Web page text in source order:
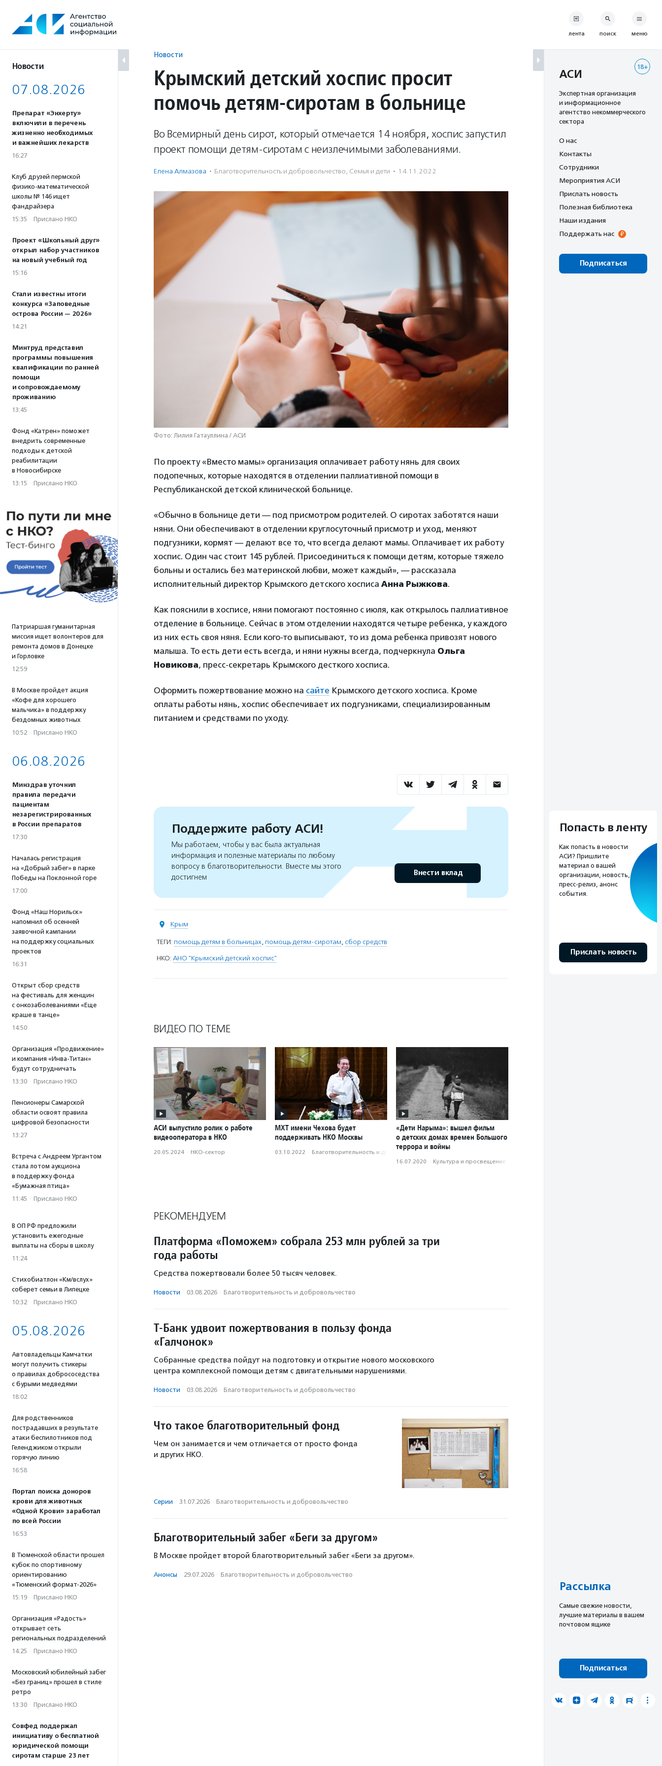
содержанию
Новости
07.08.2026
Препарат «Энхерту»
включили в перечень
жизненно необходимых
и важнейших лекарств
16:27
Клуб друзей пермской
физико-математической
школы № 146 ищет
фандрайзера
15:35 · Прислано НКО
Проект «Школьный друг»
открыл набор участников
на новый учебный год
15:16
Стали известны итоги
конкурса «Заповедные
острова России — 2026»
14:21
Минтруд представил
программы повышения
квалификации по ранней
помощи
и сопровождаемому
проживанию
13:45
Фонд «Катрен» поможет
внедрить современные
подходы к детской
реабилитации
в Новосибирске
13:15 · Прислано НКО
Патриаршая гуманитарная
миссия ищет волонтеров для
ремонта домов в Донецке
и Горловке
12:59
В Москве пройдет акция
«Кофе для хорошего
мальчика» в поддержку
бездомных животных
10:52 · Прислано НКО
06.08.2026
Минздрав уточнил
правила передачи
пациентам
незарегистрированных
в России препаратов
17:30
Началась регистрация
на «Добрый забег» в парке
Победы на Поклонной горе
17:00
Фонд «Наш Норильск»
напомнил об осенней
заявочной кампании
на поддержку социальных
проектов
16:31
Открыт сбор средств
на фестиваль для женщин
с онкозаболеваниями «Еще
краше в танце»
14:50
Организация «Продвижение»
и компания «Инва-Титан»
будут сотрудничать
13:30 · Прислано НКО
Пенсионеры Самарской
области освоят правила
цифровой безопасности
13:27
Встреча с Андреем Ургантом
стала лотом аукциона
в поддержку фонда
«Бумажная птица»
11:45 · Прислано НКО
В ОП РФ предложили
установить ежегодные
выплаты на сборы в школу
11:24
Стихобиатлон «Км/вслух»
соберет семьи в Липецке
10:32 · Прислано НКО
05.08.2026
Автовладельцы Камчатки
могут получить стикеры
о правилах добрососедства
с бурыми медведями
18:02
Для родственников
пострадавших в результате
атаки беспилотников под
Геленджиком открыли
горячую линию
16:58
Портал поиска доноров
крови для животных
«Одной Крови» заработал
по всей России
16:53
В Тюменской области прошел
кубок по спортивному
ориентированию
«Тюменский формат-2026»
15:19 · Прислано НКО
Организация «Радость»
открывает сеть
региональных подразделений
14:25 · Прислано НКО
Московский юбилейный забег
«Без границ» прошел в стиле
ретро
13:30 · Прислано НКО
Совфед поддержал
инициативу о бесплатной
юридической помощи
сиротам старше 23 лет
Новости
Крымский детский хоспис просит
помочь детям-сиротам в больнице
Во Всемирный день сирот, который отмечается 14 ноября, хоспис запустил
проект помощи детям-сиротам с неизлечимыми заболеваниями.
Елена Алмазова · Благотвори­тель­ность и доброволь­чест­во, Семья и дети · 14.11.2022
Фото: Лилия Гатауллина / АСИ
По проекту «Вместо мамы» организация оплачивает работу нянь для своих
подопечных, которые находятся в отделении паллиативной помощи в
Республиканской детской клинической больнице.
«Обычно в больнице дети — под присмотром родителей. О сиротах заботятся наши
няни. Они обеспечивают в отделении круглосуточный присмотр и уход, меняют
подгузники, кормят — делают все то, что всегда делают мамы. Оплачивает их работу
хоспис. Один час стоит 145 рублей. Присоединиться к помощи детям, которые тяжело
больны и остались без материнской любви, может каждый», — рассказала
исполнительный директор Крымского детского хосписа Анна Рыжкова.
Как пояснили в хосписе, няни помогают постоянно с июля, как открылось паллиативное
отделение в больнице. Сейчас в этом отделении находятся четыре ребенка, у каждого
из них есть своя няня. Если кого-то выписывают, то из дома ребенка привозят нового
малыша. То есть дети есть всегда, и няни нужны всегда, подчеркнула Ольга
Новикова, пресс-секретарь Крымского десткого хосписа.
Оформить пожертвование можно на сайте Крымского детского хосписа. Кроме
оплаты работы нянь, хоспис обеспечивает их подгузниками, специализированным
питанием и средствами по уходу.
Поддержите работу АСИ!
Мы работаем, чтобы у вас была актуальная
информация и полезные материалы по любому
вопросу в благотворительности. Вместе мы этого
достигнем
Внести вклад
Крым
ТЕГИ: помощь детям в больницах, помощь детям-сиротам, сбор средств
НКО: АНО "Крымский детский хоспис"
ВИДЕО ПО ТЕМЕ
АСИ выпустило ролик о работе
видеооператора в НКО
20.05.2024 · НКО-сектор
МХТ имени Чехова будет
поддерживать НКО Москвы
03.10.2022 · Благотвори­тель­ность и доброволь­чест­во
«Дети Нарыма»: вышел фильм
о детских домах времен Большого
террора и войны
16.07.2020 · Культура и просвещение
РЕКОМЕНДУЕМ
Платформа «Поможем» собрала 253 млн рублей за три
года работы
Средства пожертвовали более 50 тысяч человек.
Новости · 03.08.2026 · Благотвори­тель­ность и доброволь­чест­во
Т-Банк удвоит пожертвования в пользу фонда
«Галчонок»
Собранные средства пойдут на подготовку и открытие нового московского
центра комплексной помощи детям с двигательными нарушениями.
Новости · 03.08.2026 · Благотвори­тель­ность и доброволь­чест­во
Что такое благотворительный фонд
Чем он занимается и чем отличается от просто фонда
и других НКО.
Серии · 31.07.2026 · Благотвори­тель­ность и доброволь­чест­во
Благотворительный забег «Беги за другом»
В Москве пройдет второй благотворительный забег «Беги за другом».
Анонсы · 29.07.2026 · Благотвори­тель­ность и доброволь­чест­во
лента поиск меню
18+
АСИ
Экспертная организация
и информационное
агентство некоммерческого
сектора
О нас
Контакты
Сотрудники
Мероприятия АСИ
Прислать новость
Полезная библиотека
Наши издания
Поддержать нас
Подписаться
Попасть в ленту
Как попасть в новости
АСИ? Пришлите
материал о вашей
организации, новость,
пресс-релиз, анонс
события.
Прислать новость
Рассылка
Cамые свежие новости,
лучшие материалы в вашем
почтовом ящике
Подписаться